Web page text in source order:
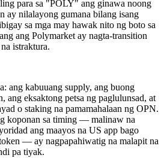
para sa "POLY" ang ginawa noong
ay nilalayong gumana bilang isang
sa mga may hawak nito ng boto sa
ang Polymarket ay nagta-transition
istraktura.
ang kabuuang supply, ang buong
ang eksaktong petsa ng paglulunsad, at
o staking na pamamahalaan ng OPN.
koponan sa timing — malinaw na
ang maayos na US app bago
— ay nagpapahiwatig na malapit na
pa tiyak.